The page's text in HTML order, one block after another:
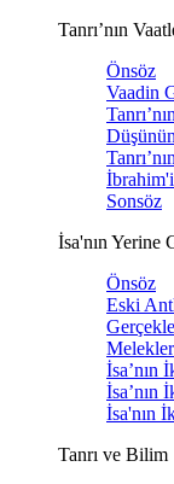
Tanrı’nın
Önsöz
Vaadin
Düşünün
Sonsöz
İsa'nın Yerine
Önsöz
Eski
İsa’nın
İsa’nın
İsa'nın
Tanrı ve Bilim